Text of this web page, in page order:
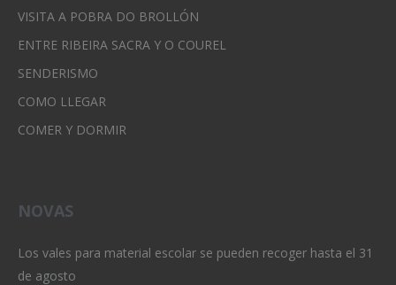
VISITA A POBRA DO BROLLÓN
ENTRE RIBEIRA SACRA Y O COUREL
SENDERISMO
COMO LLEGAR
COMER Y DORMIR
NOVAS
Los vales para material escolar se pueden recoger hasta el 31
de agosto